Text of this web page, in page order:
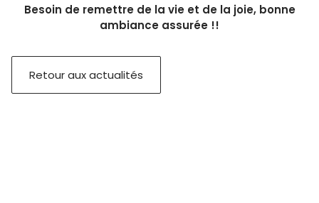
Besoin de remettre de la vie et de la joie, bonne
ambiance assurée !!
Retour aux actualités